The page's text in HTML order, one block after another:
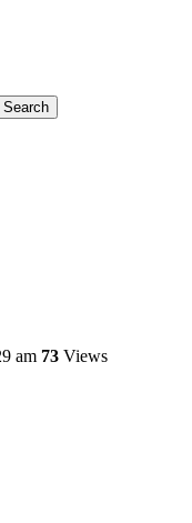
Search
am 73 Views